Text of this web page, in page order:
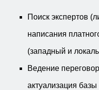
Поиск экспертов
написания
(западный и
Ведение
актуализация базы